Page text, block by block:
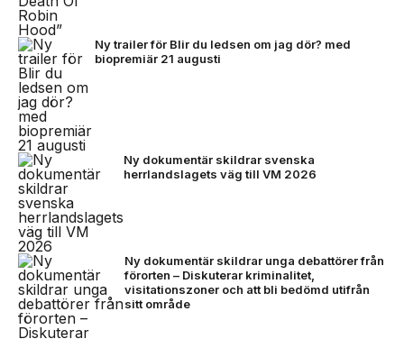
Ny trailer för Blir du ledsen om jag dör? med
biopremiär 21 augusti
Ny dokumentär skildrar svenska
herrlandslagets väg till VM 2026
Ny dokumentär skildrar unga debattörer från
förorten – Diskuterar kriminalitet,
visitationszoner och att bli bedömd utifrån
sitt område